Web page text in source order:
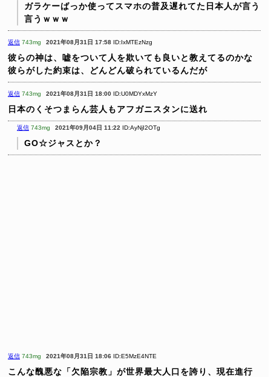
ガラケーばっか使ってスマホの普及遅れてた日本人が言う
言うｗｗｗ
返信 743mg 2021年08月31日 17:58 ID:IxMTEzNzg
彼らの神は、嘘をついて人を欺いても良いと教えてるのかな
彼らがした約束は、どんどん破られているんだが
返信 743mg 2021年08月31日 18:00 ID:U0MDYxMzY
日本のくそつまらん芸人もアフガニスタンに送れ
返信 743mg 2021年09月04日 11:22 ID:AyNjI2OTg
GO☆ジャスとか？
返信 743mg 2021年08月31日 18:06 ID:E5MzE4NTE
こんな醜悪な「欠陥宗教」が世界最大人口を誇り、現在進行